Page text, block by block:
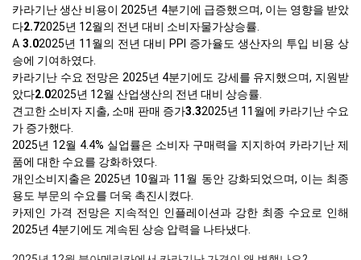
카라기난 생산 비용이 2025년 4분기에 급증했으며, 이는 영향을 받았
다2.72025년 12월의 전년 대비 소비자물가상승률.
A 3.02025년 11월의 전년 대비 PPI 증가율도 생산자의 투입 비용 상
승에 기여하였다.
카라기난 수요 전망은 2025년 4분기에도 강세를 유지했으며, 지원받
았다2.02025년 12월 산업생산의 전년 대비 상승률.
견고한 소비자 지출, 소매 판매 증가3.32025년 11월에 카라기난 수요
가 증가했다.
2025년 12월 4.4% 실업률은 소비자 구매력을 지지하여 카라기난 제
품에 대한 수요를 강화하였다.
개인소비지출은 2025년 10월과 11월 동안 강화되었으며, 이는 최종
용도 부문의 수요를 더욱 촉진시켰다.
카제인 가격 전망은 지속적인 인플레이션과 강한 최종 수요로 인해
2025년 4분기에도 계속된 상승 압력을 나타냈다.